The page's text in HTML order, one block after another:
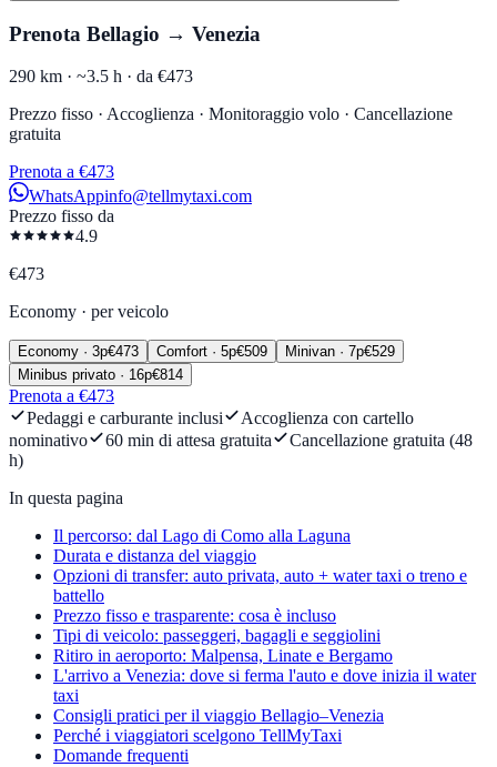
Prenota Bellagio → Venezia
290 km · ~3.5 h · da €473
Prezzo fisso · Accoglienza · Monitoraggio volo · Cancellazione
gratuita
Prenota a €473
WhatsAppinfo@tellmytaxi.com
Prezzo fisso da
4.9
€473
Economy · per veicolo
Economy · 3p€473 Comfort · 5p€509 Minivan · 7p€529
Minibus privato · 16p€814
Prenota a €473
Pedaggi e carburante inclusi
Accoglienza con cartello
nominativo
60 min di attesa gratuita
Cancellazione gratuita (48
h)
In questa pagina
Il percorso: dal Lago di Como alla Laguna
Durata e distanza del viaggio
Opzioni di transfer: auto privata, auto + water taxi o treno e
battello
Prezzo fisso e trasparente: cosa è incluso
Tipi di veicolo: passeggeri, bagagli e seggiolini
Ritiro in aeroporto: Malpensa, Linate e Bergamo
L'arrivo a Venezia: dove si ferma l'auto e dove inizia il water
taxi
Consigli pratici per il viaggio Bellagio–Venezia
Perché i viaggiatori scelgono TellMyTaxi
Domande frequenti